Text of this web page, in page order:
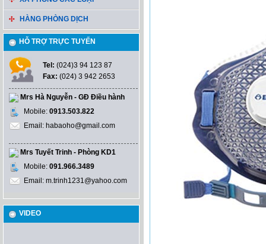
HÀNG PHÒNG DỊCH
HỖ TRỢ TRỰC TUYẾN
Tel: (024)3 94 123 87
Fax: (024) 3 942 2653
Mrs Hà Nguyễn - GĐ Điều hành
Mobile: 0913.503.822
Email: habaoho@gmail.com
Mrs Tuyết Trinh - Phòng KD1
Mobile: 091.966.3489
Email: m.trinh1231@yahoo.com
VIDEO